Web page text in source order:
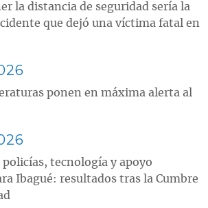
la distancia de seguridad sería la
que dejó una víctima fatal en
ponen en máxima alerta al
policías, tecnología y apoyo
Ibagué: resultados tras la Cumbre